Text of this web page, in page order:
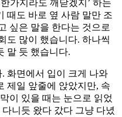
가지라도 깨닫겠지’ 하는
때도 바로 옆 사람 말만 조
싶은 말을 한다는 것으로
도 많이 했습니다. 하나씩
말 듯 했습니다.
화면에서 입이 크게 나와
제일 앞줄에 앉았지만, 속
이 있을 때는 눈으로 읽었
니듯 왔다 갔다 그냥 다녔